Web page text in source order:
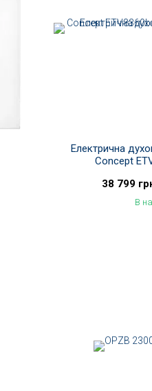
Електрична
Concept
38 799
В